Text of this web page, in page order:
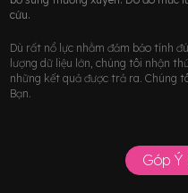
cứu.
Dù rất nổ lực nhằm đảm bảo tính
lượng dữ liệu lớn, chúng tôi nhận
những kết quả được trả ra. Chúng
Bạn.
Góp Ý